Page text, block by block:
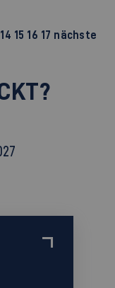
14 15 16 17 nächste